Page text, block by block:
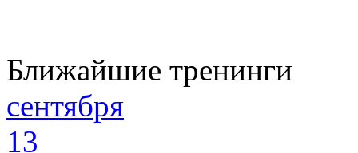
Ближайшие тренинги
сентября
13